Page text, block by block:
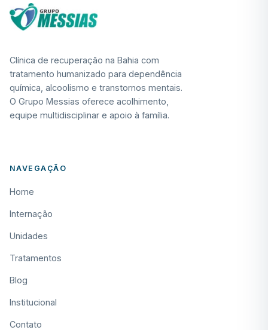
Clínica de recuperação na Bahia com
tratamento humanizado para dependência
química, alcoolismo e transtornos mentais.
O Grupo Messias oferece acolhimento,
equipe multidisciplinar e apoio à família.
NAVEGAÇÃO
Home
Internação
Unidades
Tratamentos
Blog
Institucional
Contato